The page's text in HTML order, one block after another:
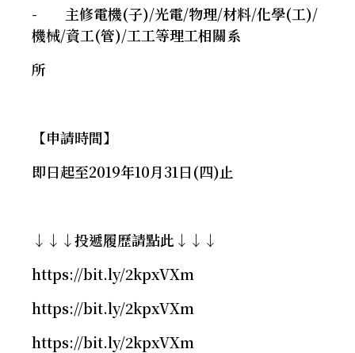
- 主修電機(子)/光電/物理/材料/化學(工)/
機械/資工(管)/工工等理工相關系
所
【申請時間】
即日起至2019年10月31日(四)止
↓↓↓投遞履歷請點此↓↓↓
https://bit.ly/2kpxVXm
https://bit.ly/2kpxVXm
https://bit.ly/2kpxVXm